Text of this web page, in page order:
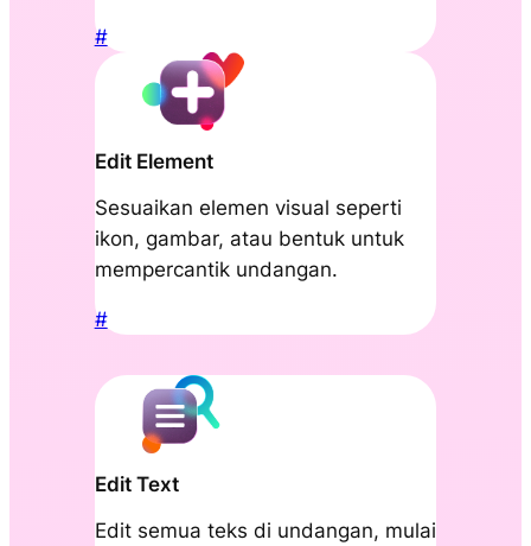
#
Edit Element
Sesuaikan elemen visual seperti
ikon, gambar, atau bentuk untuk
mempercantik undangan.
#
Edit Text
Edit semua teks di undangan, mulai